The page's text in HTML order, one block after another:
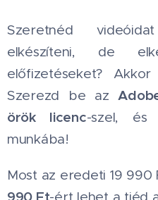
Szeretnéd
elkészíteni, de
előfizetéseket?
Szerezd be az
örök licenc-szel,
munkába!
Most az eredeti 19
990 Ft